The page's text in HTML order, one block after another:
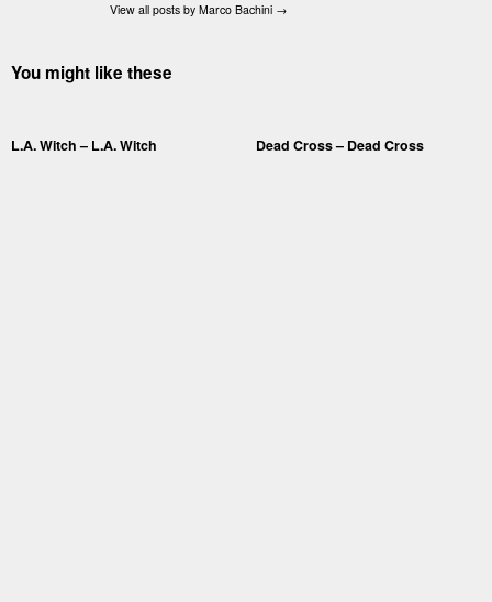
View all posts by Marco Bachini →
You might like these
L.A. Witch – L.A. Witch Dead Cross – Dead Cross